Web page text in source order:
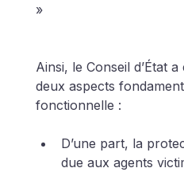
»
Ainsi, le Conseil d’État
deux aspects
fonctionnelle :
D’une part, la
due aux agents